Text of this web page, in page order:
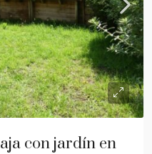
con jardín en